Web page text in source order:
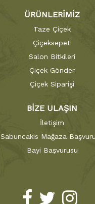
ÜRÜNLERİMİZ
Taze Çiçek
Çiçeksepeti
Salon Bitkileri
Çiçek Gönder
Çiçek Siparişi
BİZE ULAŞIN
İletişim
Sabuncakis Mağaza
Bayi Başvurusu